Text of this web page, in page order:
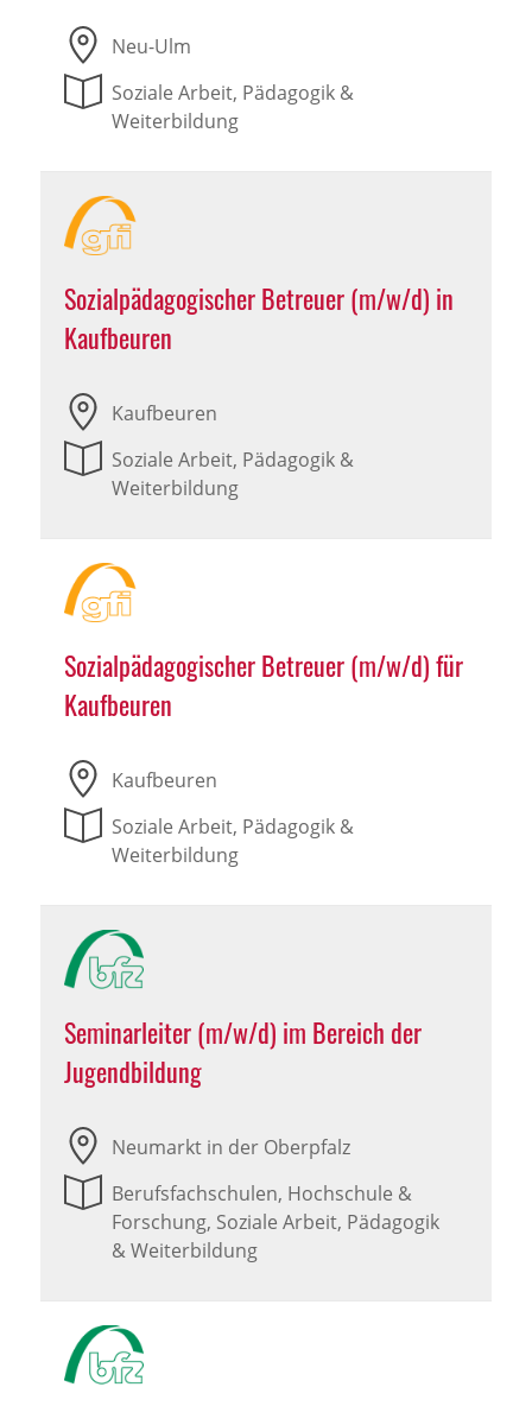
Neu-Ulm
Soziale Arbeit, Pädagogik &
Weiterbildung
Sozialpädagogischer Betreuer (m/w/d) in
Kaufbeuren
Kaufbeuren
Soziale Arbeit, Pädagogik &
Weiterbildung
Sozialpädagogischer Betreuer (m/w/d) für
Kaufbeuren
Kaufbeuren
Soziale Arbeit, Pädagogik &
Weiterbildung
Seminarleiter (m/w/d) im Bereich der
Jugendbildung
Neumarkt in der Oberpfalz
Berufsfachschulen, Hochschule &
Forschung, Soziale Arbeit, Pädagogik
& Weiterbildung